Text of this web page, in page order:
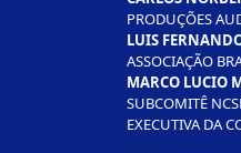
PRODUÇÕES
LUIS
ASSOCIAÇÃO
MARCO LUCIO
SUBCOMITÊ
EXECUTIVA DA